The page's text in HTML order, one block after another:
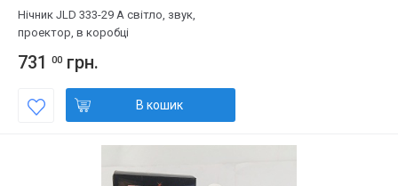
Нічник JLD 333-29 A світло, звук,
проектор, в коробці
731 00 грн.
В кошик